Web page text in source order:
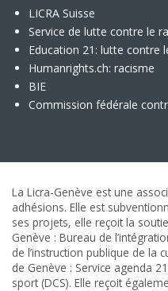
LICRA Suisse
Service de lutte contre le
Education 21: lutte contre
Humanrights.ch: racisme
BIE
Commission fédérale
La Licra-Genève est une
adhésions. Elle est
ses projets, elle reçoit la
Genève : Bureau de
de l’instruction publique de la
de Genève : Service agenda
sport (DCS). Elle reçoit